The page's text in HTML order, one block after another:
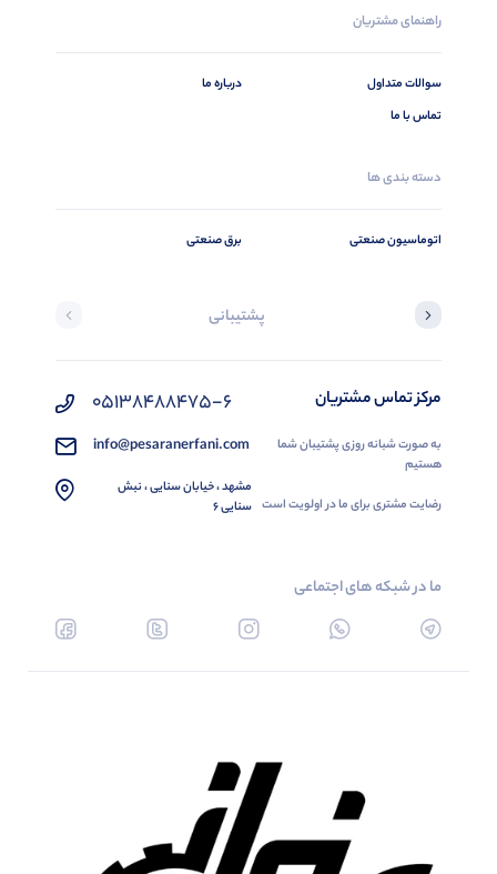
راهنمای مشتریان
سوالات متداول
تماس با ما
درباره ما
دسته بندی ها
اتوماسیون صنعتی برق صنعتی
پشتیبانی
مرکز تماس مشتریان
به صورت شبانه روزی پشتیبان شما
هستیم
رضایت مشتری برای ما در اولویت است
05138488475-6
info@pesaranerfani.com
مشهد ، خیابان سنایی ، نبش
سنایی 6
ما در شبکه های اجتماعی